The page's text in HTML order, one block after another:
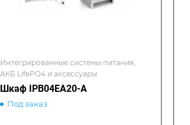
Интегрированные системы питания,
АКБ LifePO4 и аксессуары
Шкаф IPB04EA20-A
Под заказ